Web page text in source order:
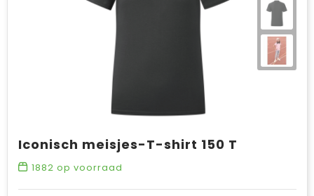
Iconisch meisjes-T-shirt 150 T
1882 op voorraad